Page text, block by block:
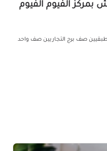
صف برج التجاريين صف واحد